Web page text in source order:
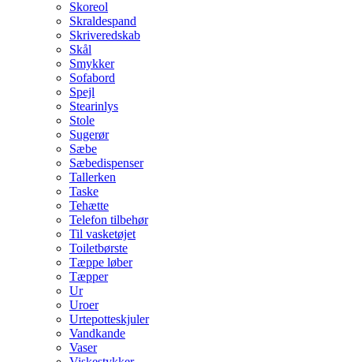
Skoreol
Skraldespand
Skriveredskab
Skål
Smykker
Sofabord
Spejl
Stearinlys
Stole
Sugerør
Sæbe
Sæbedispenser
Tallerken
Taske
Tehætte
Telefon tilbehør
Til vasketøjet
Toiletbørste
Tæppe løber
Tæpper
Ur
Uroer
Urtepotteskjuler
Vandkande
Vaser